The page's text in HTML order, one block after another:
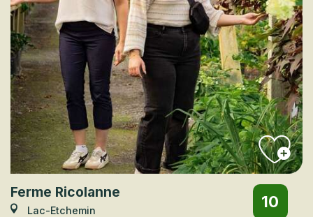
Ferme Ricolanne
Lac-Etchemin
10